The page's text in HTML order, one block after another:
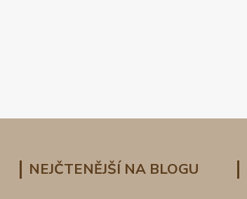
NEJČTENĚJŠÍ NA BLOGU